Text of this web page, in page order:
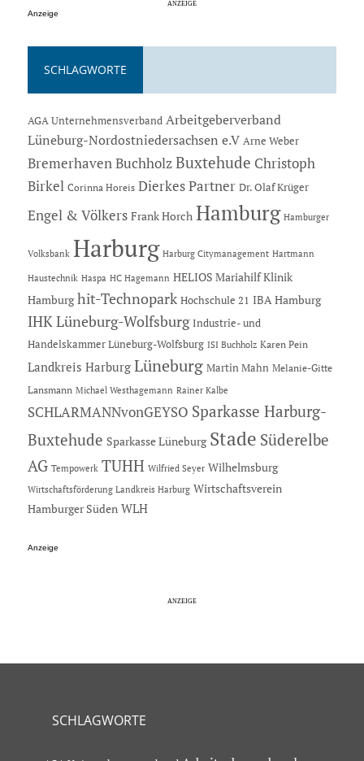
Anzeige
SCHLAGWORTE
AGA Unternehmensverband Arbeitgeberverband
Lüneburg-Nordostniedersachsen e.V Arne Weber
Bremerhaven Buchholz Buxtehude Christoph
Birkel Corinna Horeis Dierkes Partner Dr. Olaf Krüger
Engel & Völkers Frank Horch Hamburg Hamburger
Volksbank Harburg Harburg Citymanagement Hartmann
Haustechnik Haspa HC Hagemann HELIOS Mariahilf Klinik
Hamburg hit-Technopark Hochschule 21 IBA Hamburg
IHK Lüneburg-Wolfsburg Industrie- und
Handelskammer Lüneburg-Wolfsburg ISI Buchholz Karen Pein
Landkreis Harburg Lüneburg Martin Mahn Melanie-Gitte
Lansmann Michael Westhagemann Rainer Kalbe
SCHLARMANNvonGEYSO Sparkasse Harburg-
Buxtehude Sparkasse Lüneburg Stade Süderelbe
AG Tempowerk TUHH Wilfried Seyer Wilhelmsburg
Wirtschaftsförderung Landkreis Harburg Wirtschaftsverein
Hamburger Süden WLH
Anzeige
SCHLAGWORTE